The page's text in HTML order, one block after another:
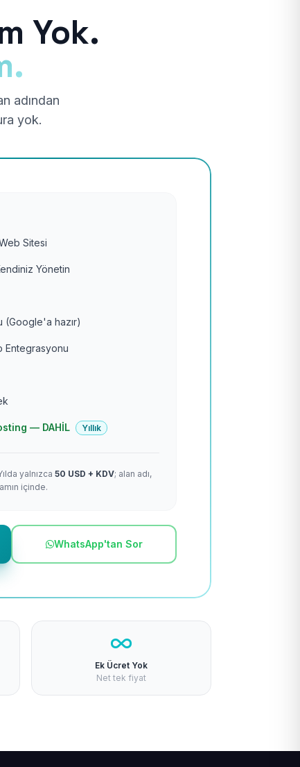
Yok.
adından
yok.
Sitesi
Yönetin
(Google'a hazır)
Entegrasyonu
— DAHİL Yıllık
yalnızca 50 USD + KDV; alan adı,
içinde.
WhatsApp'tan Sor
Ek Ücret Yok
Net tek fiyat